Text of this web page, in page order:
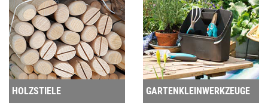
HOLZSTIELE GARTENKLEINWERKZEUGE